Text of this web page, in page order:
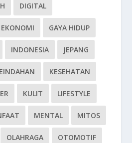
DIGITAL
EKONOMI GAYA HIDUP
INDONESIA JEPANG
KESEHATAN
KULIT LIFESTYLE
MENTAL MITOS
OLAHRAGA OTOMOTIF